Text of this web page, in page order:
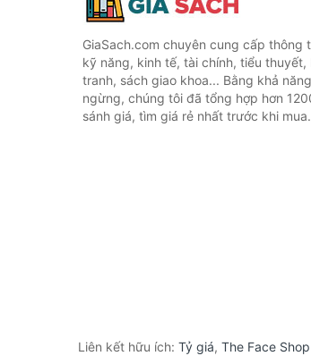
GiaSach.com chuyên cung cấp thông
kỹ năng, kinh tế, tài chính, tiểu
tranh, sách giao khoa... Bằng khả
ngừng, chúng tôi đã tổng hợp hơn
sánh giá, tìm giá rẻ nhất trước khi mua.
Liên kết hữu ích: Tỷ giá, The Face